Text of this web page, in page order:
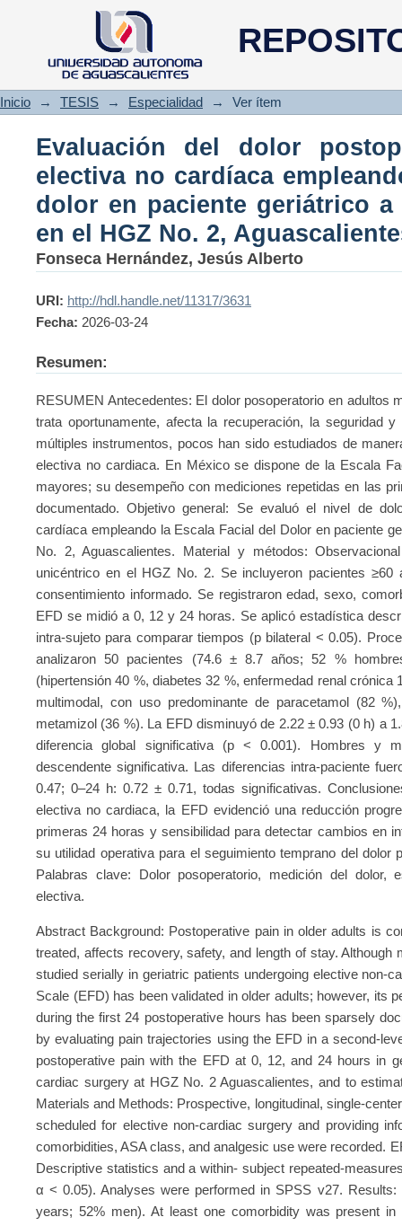
Evaluación del dolor
empleando la escala facial
24 horas en el HGZ No. 2,
Inicio → TESIS → Especialidad → Ver ítem
Evaluación del dolor
electiva no cardíaca
dolor en paciente geriátrico
en el HGZ No. 2,
Fonseca Hernández, Jesús Alberto
URI: http://hdl.handle.net/11317/3631
Fecha: 2026-03-24
Resumen:
RESUMEN Antecedentes: El dolor posoperatorio en adultos
trata oportunamente, afecta la recuperación, la seguridad
múltiples instrumentos, pocos han sido estudiados de
electiva no cardiaca. En México se dispone de la Escala
mayores; su desempeño con mediciones repetidas en las
documentado. Objetivo general: Se evaluó el nivel de
cardíaca empleando la Escala Facial del Dolor en paciente
No. 2, Aguascalientes. Material y métodos:
unicéntrico en el HGZ No. 2. Se incluyeron pacientes
consentimiento informado. Se registraron edad, sexo,
EFD se midió a 0, 12 y 24 horas. Se aplicó estadística
intra-sujeto para comparar tiempos (p bilateral < 0.05).
analizaron 50 pacientes (74.6 ± 8.7 años; 52 %
(hipertensión 40 %, diabetes 32 %, enfermedad renal crónica
multimodal, con uso predominante de paracetamol (82
metamizol (36 %). La EFD disminuyó de 2.22 ± 0.93 (0 h) a
diferencia global significativa (p < 0.001). Hombres y
descendente significativa. Las diferencias intra-paciente
0.47; 0–24 h: 0.72 ± 0.71, todas significativas.
electiva no cardiaca, la EFD evidenció una reducción
primeras 24 horas y sensibilidad para detectar cambios en
su utilidad operativa para el seguimiento temprano del dolor
Palabras clave: Dolor posoperatorio, medición del dolor,
electiva.
Abstract Background: Postoperative pain in older adults is
treated, affects recovery, safety, and length of stay.
studied serially in geriatric patients undergoing elective non-
Scale (EFD) has been validated in older adults; however, its
during the first 24 postoperative hours has been sparsely
by evaluating pain trajectories using the EFD in a second-
postoperative pain with the EFD at 0, 12, and 24 hours in
cardiac surgery at HGZ No. 2 Aguascalientes, and to
Materials and Methods: Prospective, longitudinal, single-
scheduled for elective non-cardiac surgery and providing
comorbidities, ASA class, and analgesic use were recorded.
Descriptive statistics and a within- subject repeated-
α < 0.05). Analyses were performed in SPSS v27.
years; 52% men). At least one comorbidity was present in